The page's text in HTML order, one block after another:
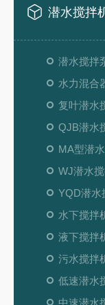
潜水搅拌
潜水搅拌
水力混合
复叶潜水
QJB潜水
MA型潜
WJ潜水
YQD潜水
水下搅拌
液下搅拌
污水搅拌
低速潜水
中速潜水